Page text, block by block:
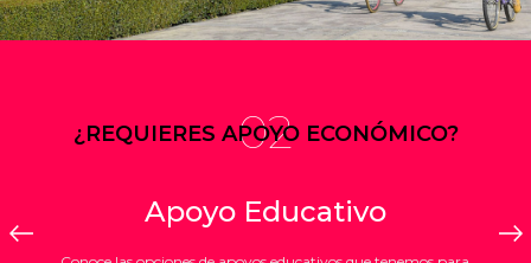
02
¿REQUIERES APOYO ECONÓMICO?
Apoyo Educativo